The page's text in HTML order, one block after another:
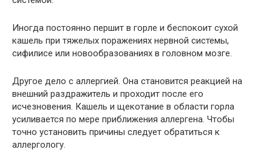
Иногда постоянно першит в горле и беспокоит сухой
кашель при тяжелых поражениях нервной системы,
сифилисе или новообразованиях в головном мозге.
Другое дело с аллергией. Она становится реакцией на
внешний раздражитель и проходит после его
исчезновения. Кашель и щекотание в области горла
усиливается по мере приближения аллергена. Чтобы
точно установить причины следует обратиться к
аллергологу.